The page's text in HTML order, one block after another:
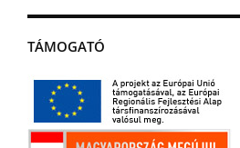
TÁMOGATÓ